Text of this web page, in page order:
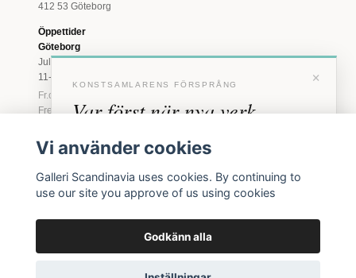
412 53 Göteborg
Öppettider
Göteborg
Juli: Tis 11-18 · Lör
11-16
Fr.o.m. augusti: Tis-
Fre 11-18 · Lör 11-
Marstrand
2026
Tis-Fre 11-18 ·
×
KONSTSAMLARENS FÖRSPRÅNG
Var först när nya verk
anländer
inbjudningar till vernissage, innan vi annonserar
offentligt.
Inga erbjudanden. Bara konst som faktiskt säljs.
Vi använder cookies
Galleri Scandinavia uses cookies. By continuing to
use our site you approve of us using cookies
Godkänn alla